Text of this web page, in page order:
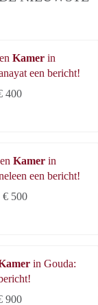
Kamer in
een bericht!
400
Kamer in
een bericht!
€ 500
in Gouda:
900